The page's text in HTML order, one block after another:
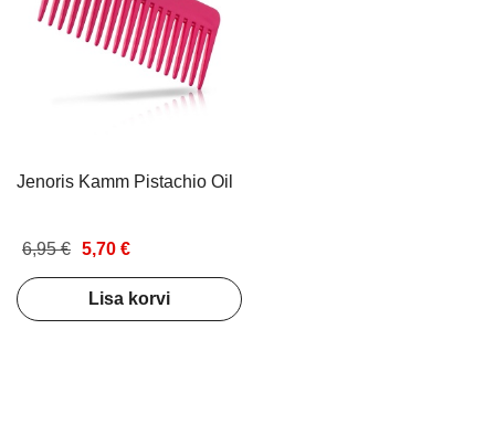
Jenoris Kamm Pistachio Oil
6,95 € 5,70 €
Lisa korvi